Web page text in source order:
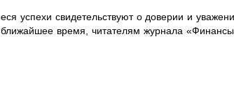
успехи свидетельствуют о доверии и
время, читателям журнала